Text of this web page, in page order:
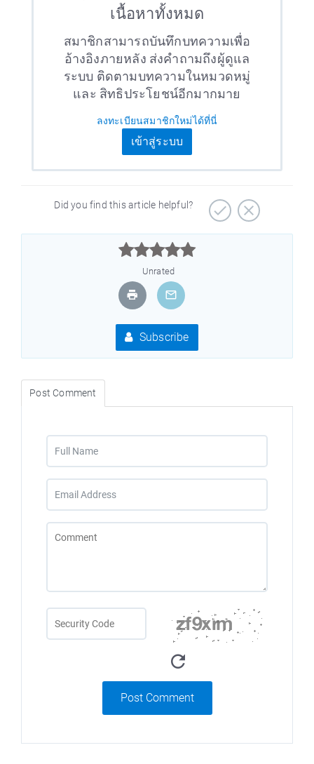
เนื้อหาทั้งหมด
สมาชิกสามารถบันทึกบทความเพื่อ
อ้างอิงภายหลัง ส่งคำถามถึงผู้ดูแล
ระบบ ติดตามบทความในหมวดหมู่
และ สิทธิประโยชน์อีกมากมาย
ลงทะเบียนสมาชิกใหม่ได้ที่นี่
เข้าสู่ระบบ
Did you find this article helpful?



Unrated
Subscribe
Post Comment
Post Comment